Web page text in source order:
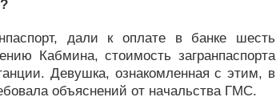
дали к оплате в банке шесть
Кабмина, стоимость загранпаспорта
Девушка, ознакомленная с этим, в
объяснений от начальства ГМС.